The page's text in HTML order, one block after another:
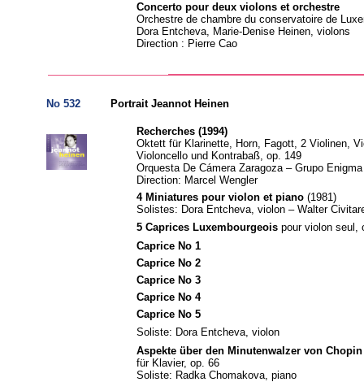
Concerto pour deux violons et orchestre
Orchestre de chambre du conservatoire de
Dora Entcheva, Marie-Denise Heinen, violons
Direction : Pierre Cao
No 532 Portrait Jeannot Heinen
Recherches (1994)
Oktett für Klarinette, Horn, Fagott, 2 Violinen,
Violoncello und Kontrabaß, op. 149
Orquesta De Cámera Zaragoza – Grupo Enigma
Direction: Marcel Wengler
4 Miniatures pour violon et piano (1981)
Solistes: Dora Entcheva, violon – Walter
5 Caprices Luxembourgeois pour violon seul,
Caprice No 1
Caprice No 2
Caprice No 3
Caprice No 4
Caprice No 5
Soliste: Dora Entcheva, violon
Aspekte über den Minutenwalzer von Chopin
für Klavier, op. 66
Soliste: Radka Chomakova, piano